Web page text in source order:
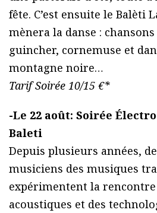
fête. C’est ensuite le Balèti
mènera la danse :
guincher, cornemuse et
montagne noire…
Tarif Soirée 10/15 €*
-Le 22 août: Soirée
Baleti
Depuis plusieurs années,
musiciens des musiques
expérimentent la
acoustiques et des